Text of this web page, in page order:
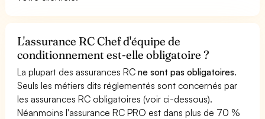
L'assurance RC Chef d'équipe de
conditionnement est-elle obligatoire ?
La plupart des assurances RCne sont pas obligatoires.
Seuls les métiers dits réglementés sont concernés par
les assurances RC obligatoires (voir ci-dessous).
Néanmoins l'assurance RC PRO est dans plus de 70 %